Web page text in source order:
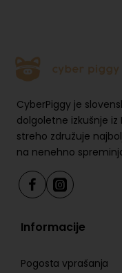
CyberPiggy je
dolgoletne izkušnje
streho združuje
na nenehno
Informacije
Pogosta vprašanja